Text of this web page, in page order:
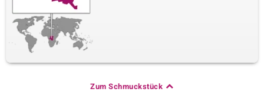
Zum Schmuckstück